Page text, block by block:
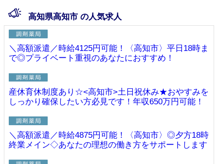
高知県高知市 の人気求人
＼高額派遣／時給4125円可能！〈高知市〉平日18時ま
で◎プライベート重視のあなたにおすすめ！
産休育休制度あり☆<高知市>土日祝休み★おやすみを
しっかり確保したい方必見です！年収650万円可能！
＼高額派遣／時給4875円可能！〈高知市〉◎夕方18時
終業メイン◇あなたの理想の働き方をサポートします